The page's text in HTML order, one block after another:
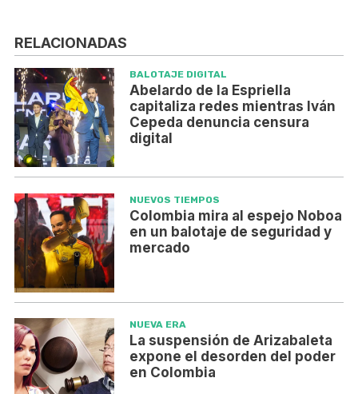
RELACIONADAS
BALOTAJE DIGITAL
Abelardo de la Espriella
capitaliza redes mientras Iván
Cepeda denuncia censura
digital
NUEVOS TIEMPOS
Colombia mira al espejo Noboa
en un balotaje de seguridad y
mercado
NUEVA ERA
La suspensión de Arizabaleta
expone el desorden del poder
en Colombia